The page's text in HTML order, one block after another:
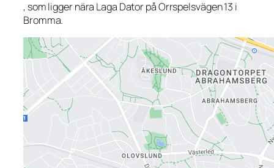
, som ligger nära Laga Dator på Orrspelsvägen 13 i
Bromma.